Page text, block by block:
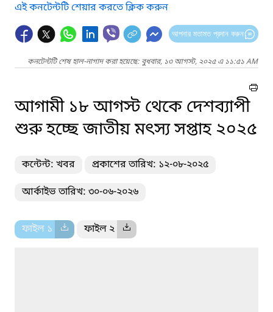
এই কনটেন্টটি শেয়ার করতে ক্লিক করুন
আপনার মতামত প্রদান করুন
কনটেন্টটি শেষ হাল-নাগাদ করা হয়েছে: বুধবার, ১৩ আগস্ট, ২০২৫ এ ১১:৫১ AM
আগামী ১৮ আগস্ট থেকে দেশব্যাপী
শুরু হচ্ছে জাতীয় মৎস্য সপ্তাহ ২০২৫
কন্টেন্ট: খবর প্রকাশের তারিখ: ১২-০৮-২০২৫
আর্কাইভ তারিখ: ৩০-০৬-২০২৬
ফাইল ১ ফাইল ২